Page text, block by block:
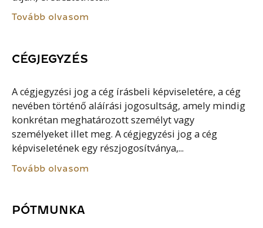
Tovább olvasom
CÉGJEGYZÉS
A cégjegyzési jog a cég írásbeli képviseletére, a cég
nevében történő aláírási jogosultság, amely mindig
konkrétan meghatározott személyt vagy
személyeket illet meg. A cégjegyzési jog a cég
képviseletének egy részjogosítványa,...
Tovább olvasom
PÓTMUNKA